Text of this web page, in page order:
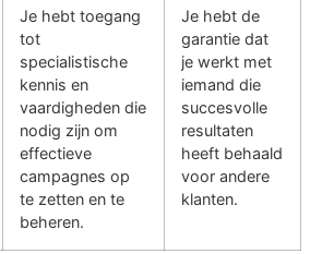
Je hebt toegang
tot
specialistische
kennis en
vaardigheden die
nodig zijn om
effectieve
campagnes op
te zetten en te
beheren.
Je hebt de
garantie dat
je werkt met
iemand die
succesvolle
resultaten
heeft behaald
voor andere
klanten.